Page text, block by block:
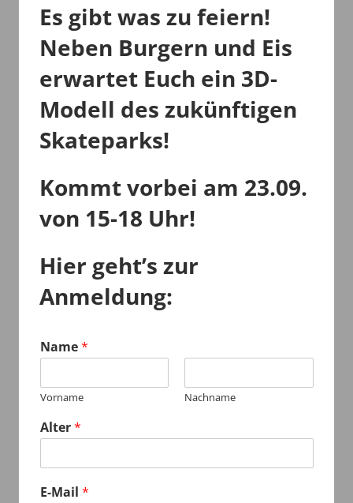
Es gibt was zu feiern!
Neben Burgern und Eis
erwartet Euch ein 3D-
Modell des zukünftigen
Skateparks!
Kommt vorbei am 23.09.
von 15-18 Uhr!
Hier geht’s zur
Anmeldung:
Name*
Vorname Nachname
Alter*
E-Mail *